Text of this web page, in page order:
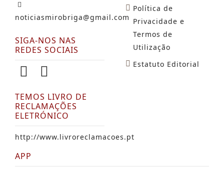
noticiasmirobriga@gmail.com
SIGA-NOS NAS
REDES SOCIAIS
TEMOS LIVRO DE
RECLAMAÇÕES
ELETRÓNICO
http://www.livroreclamacoes.pt
Política de
Privacidade e
Termos de
Utilização
Estatuto Editorial
APP